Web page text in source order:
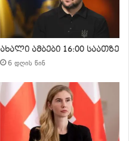
ახალი ამბები 16:00 საათზე
6 დღის წინ